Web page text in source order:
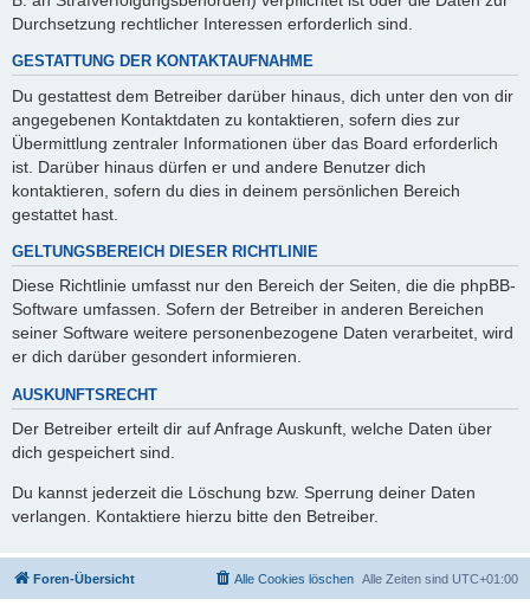
Durchsetzung rechtlicher Interessen erforderlich sind.
GESTATTUNG DER KONTAKTAUFNAHME
Du gestattest dem Betreiber darüber hinaus, dich unter den von dir
angegebenen Kontaktdaten zu kontaktieren, sofern dies zur
Übermittlung zentraler Informationen über das Board erforderlich
ist. Darüber hinaus dürfen er und andere Benutzer dich
kontaktieren, sofern du dies in deinem persönlichen Bereich
gestattet hast.
GELTUNGSBEREICH DIESER RICHTLINIE
Diese Richtlinie umfasst nur den Bereich der Seiten, die die phpBB-
Software umfassen. Sofern der Betreiber in anderen Bereichen
seiner Software weitere personenbezogene Daten verarbeitet, wird
er dich darüber gesondert informieren.
AUSKUNFTSRECHT
Der Betreiber erteilt dir auf Anfrage Auskunft, welche Daten über
dich gespeichert sind.
Du kannst jederzeit die Löschung bzw. Sperrung deiner Daten
verlangen. Kontaktiere hierzu bitte den Betreiber.
Foren-Übersicht Alle Zeiten sind UTC+01:00
Alle Cookies löschen